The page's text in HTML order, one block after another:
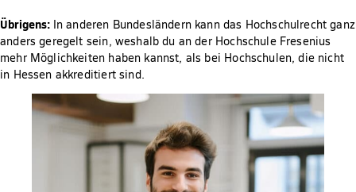
Übrigens: In anderen Bundesländern kann das Hochschulrecht ganz
anders geregelt sein, weshalb du an der Hochschule Fresenius
mehr Möglichkeiten haben kannst, als bei Hochschulen, die nicht
in Hessen akkreditiert sind.